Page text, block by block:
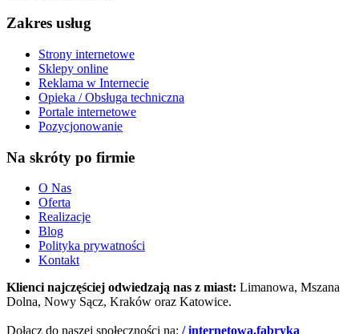
Zakres usług
Strony internetowe
Sklepy online
Reklama w Internecie
Opieka / Obsługa techniczna
Portale internetowe
Pozycjonowanie
Na skróty po firmie
O Nas
Oferta
Realizacje
Blog
Polityka prywatności
Kontakt
Klienci najczęściej odwiedzają nas z miast: Limanowa, Mszana
Dolna, Nowy Sącz, Kraków oraz Katowice.
Dołącz do naszej społeczności na: / internetowa.fabryka